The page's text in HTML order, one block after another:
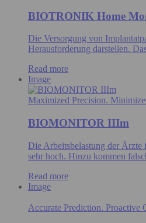
BIOTRONIK Home
Die Versorgung von
Herausforderung darstellen.
Read more
Image
Maximized Precision.
BIOMONITOR IIIm
Die Arbeitsbelastung der
sehr hoch. Hinzu kommen
Read more
Image
Accurate Prediction. Proactive